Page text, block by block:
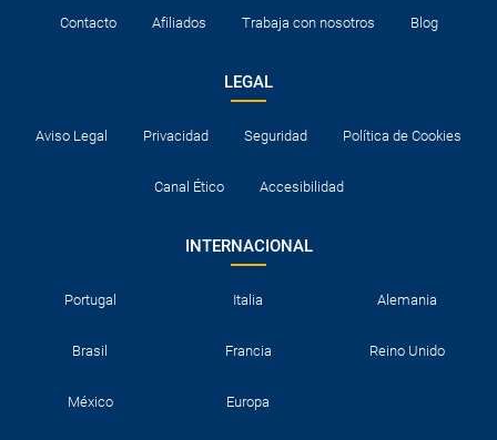
Contacto Afiliados Trabaja con nosotros Blog
LEGAL
Aviso Legal Privacidad Seguridad Política de Cookies
Canal Ético Accesibilidad
INTERNACIONAL
Portugal Italia Alemania
Brasil Francia Reino Unido
México Europa